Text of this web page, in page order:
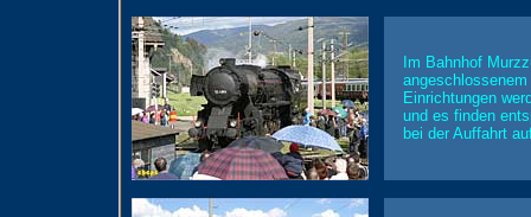
Im Bahnhof
Einrichtungen
und es finden
bei der Auffahrt